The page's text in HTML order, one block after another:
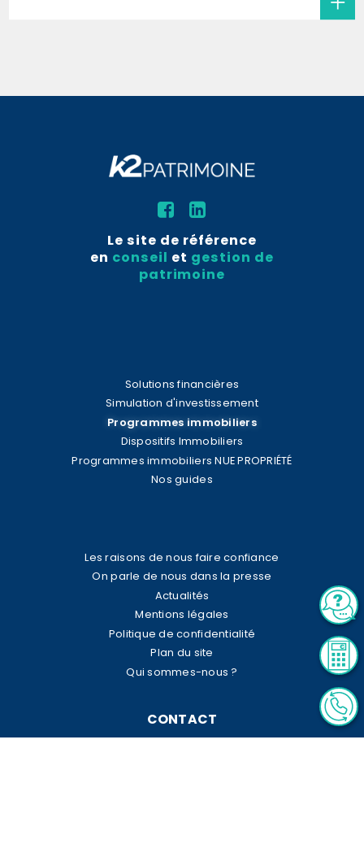
Le site de référence
en conseil et gestion de
patrimoine
Solutions financières
Simulation d'investissement
Programmes immobiliers
Dispositifs Immobiliers
Programmes immobiliers NUE PROPRIÉTÉ
Nos guides
Les raisons de nous faire confiance
On parle de nous dans la presse
Actualités
Mentions légales
Politique de confidentialité
Plan du site
Qui sommes-nous ?
CONTACT